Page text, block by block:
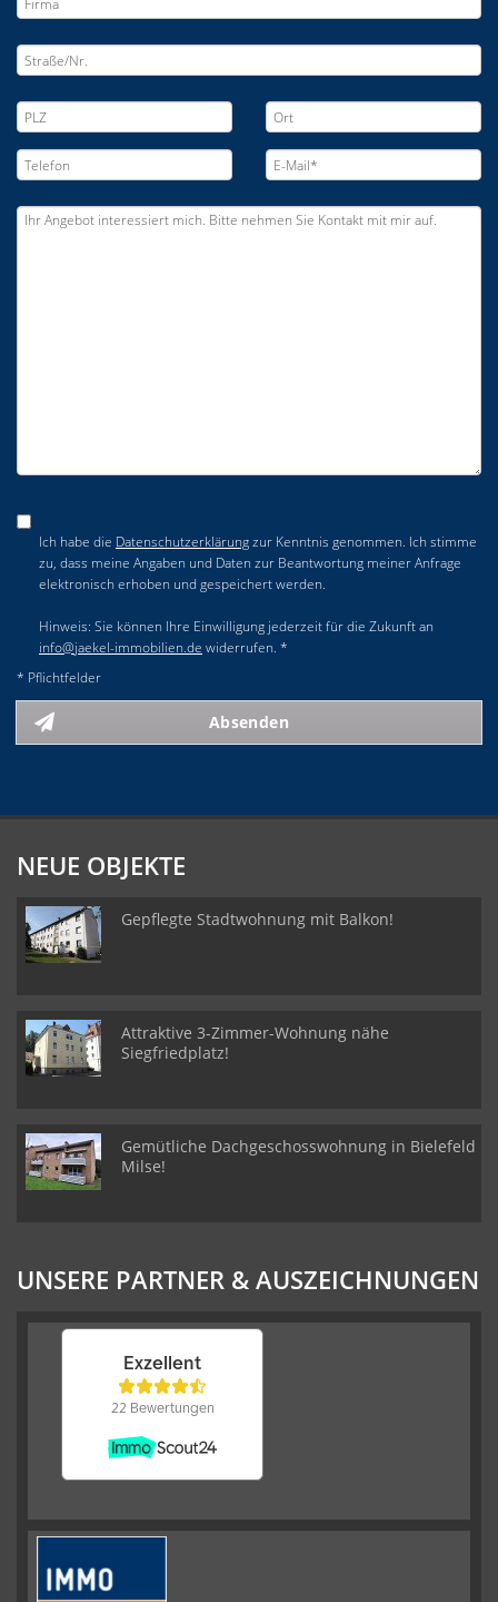
Ich habe die Datenschutzerklärungzur Kenntnis genommen. Ich stimme
zu, dass meine Angaben und Daten zur Beantwortung meiner Anfrage
elektronisch erhoben und gespeichert werden.
Hinweis: Sie können Ihre Einwilligung jederzeit für die Zukunft an
info@jaekel-immobilien.de widerrufen. *
* Pflichtfelder
Absenden
NEUE OBJEKTE
Gepflegte Stadtwohnung mit Balkon!
Attraktive 3-Zimmer-Wohnung nähe
Siegfriedplatz!
Gemütliche Dachgeschosswohnung in Bielefeld
Milse!
UNSERE PARTNER & AUSZEICHNUNGEN